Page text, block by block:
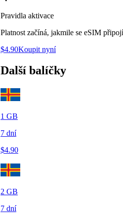
Pravidla aktivace
Platnost začíná, jakmile se eSIM
$4.90Koupit nyní
Další balíčky
1 GB
7 dní
$4.90
2 GB
7 dní